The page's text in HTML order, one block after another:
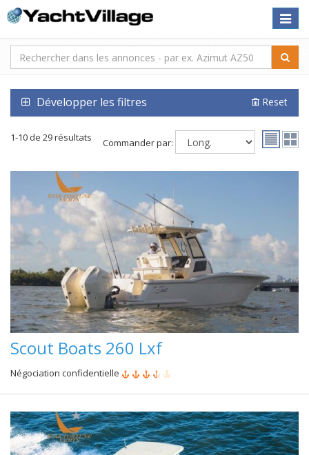
Toggle
Développer les filtres Reset
1-10 de 29 résultats Commander par:
Scout Boats 260 Lxf
Négociation confidentielle